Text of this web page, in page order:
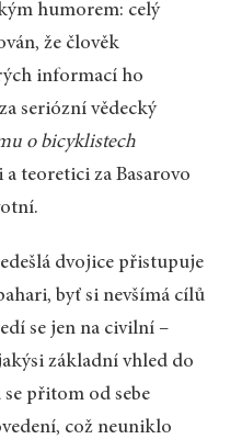
humorem: celý
že člověk
informací ho
seriózní vědecký
o bicyklistech
teoretici za Basarovo
dvojice přistupuje
byť si nevšímá cílů
se jen na civilní –
základní vhled do
přitom od sebe
což neuniklo